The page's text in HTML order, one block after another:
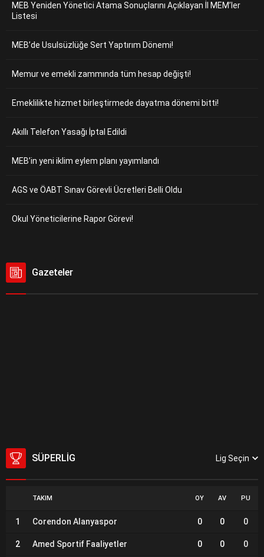
MEB Yeniden Yönetici Atama Sonuçlarını Açıklayan İl MEM’ler
Listesi
MEB’de Usulsüzlüğe Sert Yaptırım Dönemi!
Memur ve emekli zammında tüm hesap değişti!
Emeklilikte hizmet birleştirmede dayatma dönemi bitti!
Akıllı Telefon Yasağı İptal Edildi
MEB’in yeni iklim eylem planı yayımlandı
AGS ve ÖABT Sınav Görevli Ücretleri Belli Oldu
Okul Yöneticilerine Rapor Görevi!
Gazeteler
SÜPERLIG Lig Seçin
TAKIM OY AV PU
1 Corendon Alanyaspor 0 0 0
2 Amed Sportif Faaliyetler 0 0 0